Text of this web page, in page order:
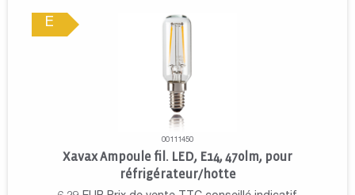
E
00111450
Xavax Ampoule fil. LED, E14, 470lm, pour
réfrigérateur/hotte